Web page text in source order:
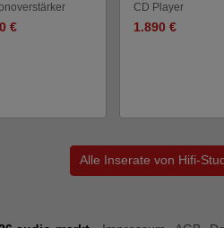
€
CD Player
1.890 €
Alle Inserate von Hifi-